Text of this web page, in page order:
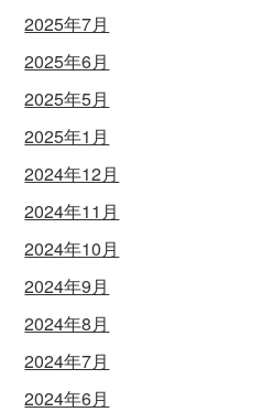
2025年7月
2025年6月
2025年5月
2025年1月
2024年12月
2024年11月
2024年10月
2024年9月
2024年8月
2024年7月
2024年6月